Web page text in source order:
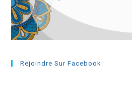
Rejoindre Sur Facebook